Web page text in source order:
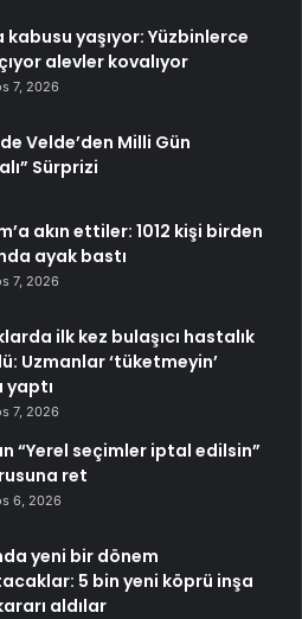
kabusu yaşıyor: Yüzbinlerce
alevler kovalıyor
7, 2026
Velde’den Milli Gün
Sürprizi
akın ettiler: 1012 kişi birden
ayak bastı
7, 2026
ilk kez bulaşıcı hastalık
Uzmanlar ‘tüketmeyin’
yaptı
7, 2026
“Yerel seçimler iptal edilsin”
ret
6, 2026
yeni bir dönem
5 bin yeni köprü inşa
aldılar